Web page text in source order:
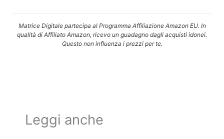
Matrice Digitale partecipa al Programma Affiliazione Amazon EU. In
qualità di Affiliato Amazon, ricevo un guadagno dagli acquisti idonei.
Questo non influenza i prezzi per te.
Leggi anche